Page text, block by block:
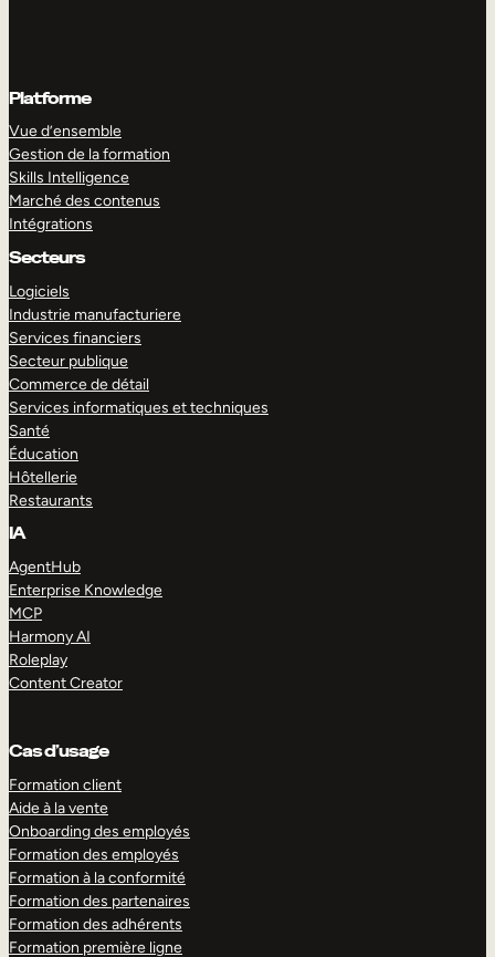
Platforme
Vue d’ensemble
Gestion de la formation
Skills Intelligence
Marché des contenus
Intégrations
Secteurs
Logiciels
Industrie manufacturiere
Services financiers
Secteur publique
Commerce de détail
Services informatiques et techniques
Santé
Éducation
Hôtellerie
Restaurants
IA
AgentHub
Enterprise Knowledge
MCP
Harmony AI
Roleplay
Content Creator
Cas d’usage
Formation client
Aide à la vente
Onboarding des employés
Formation des employés
Formation à la conformité
Formation des partenaires
Formation des adhérents
Formation première ligne